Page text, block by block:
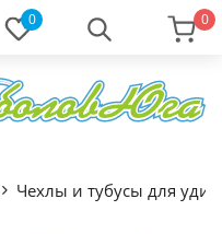
0 0
Чехлы и тубусы для